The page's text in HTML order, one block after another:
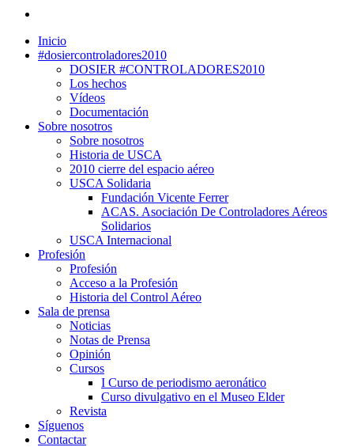
Inicio
#dosiercontroladores2010
DOSIER #CONTROLADORES2010
Los hechos
Vídeos
Documentación
Sobre nosotros
Sobre nosotros
Historia de USCA
2010 cierre del espacio aéreo
USCA Solidaria
Fundación Vicente Ferrer
ACAS. Asociación De Controladores Aéreos
Solidarios
USCA Internacional
Profesión
Profesión
Acceso a la Profesión
Historia del Control Aéreo
Sala de prensa
Noticias
Notas de Prensa
Opinión
Cursos
I Curso de periodismo aeronático
Curso divulgativo en el Museo Elder
Revista
Síguenos
Contactar